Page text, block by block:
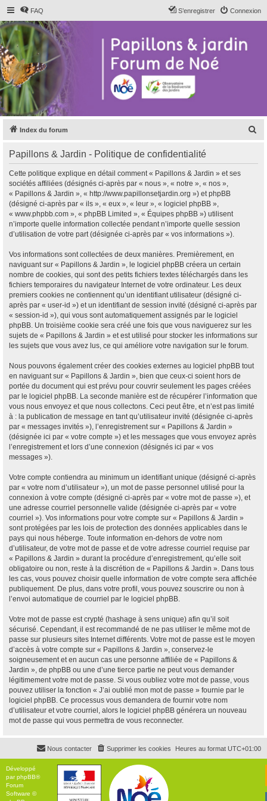
FAQ Connexion
S’enregistrer
Index du forum
Papillons & Jardin - Politique de confidentialité
Cette politique explique en détail comment « Papillons & Jardin » et ses
sociétés affiliées (désignés ci-après par « nous », « notre », « nos »,
« Papillons & Jardin », « http://www.papillonsetjardin.org ») et phpBB
(désigné ci-après par « ils », « eux », « leur », « logiciel phpBB »,
« www.phpbb.com », « phpBB Limited », « Équipes phpBB ») utilisent
n’importe quelle information collectée pendant n’importe quelle session
d’utilisation de votre part (désignée ci-après par « vos informations »).
Vos informations sont collectées de deux manières. Premièrement, en
naviguant sur « Papillons & Jardin », le logiciel phpBB créera un certain
nombre de cookies, qui sont des petits fichiers textes téléchargés dans les
fichiers temporaires du navigateur Internet de votre ordinateur. Les deux
premiers cookies ne contiennent qu’un identifiant utilisateur (désigné ci-
après par « user-id ») et un identifiant de session invité (désigné ci-après par
« session-id »), qui vous sont automatiquement assignés par le logiciel
phpBB. Un troisième cookie sera créé une fois que vous naviguerez sur les
sujets de « Papillons & Jardin » et est utilisé pour stocker les informations sur
les sujets que vous avez lus, ce qui améliore votre navigation sur le forum.
Nous pouvons également créer des cookies externes au logiciel phpBB tout
en naviguant sur « Papillons & Jardin », bien que ceux-ci soient hors de
portée du document qui est prévu pour couvrir seulement les pages créées
par le logiciel phpBB. La seconde manière est de récupérer l’information que
vous nous envoyez et que nous collectons. Ceci peut être, et n’est pas limité
à : la publication de message en tant qu’utilisateur invité (désignée ci-après
par « messages invités »), l’enregistrement sur « Papillons & Jardin »
(désignée ici par « votre compte ») et les messages que vous envoyez après
l’enregistrement et lors d’une connexion (désignés ici par « vos
messages »).
Votre compte contiendra au minimum un identifiant unique (désigné ci-après
par « votre nom d’utilisateur »), un mot de passe personnel utilisé pour la
connexion à votre compte (désigné ci-après par « votre mot de passe »), et
une adresse courriel personnelle valide (désignée ci-après par « votre
courriel »). Vos informations pour votre compte sur « Papillons & Jardin »
sont protégées par les lois de protection des données applicables dans le
pays qui nous héberge. Toute information en-dehors de votre nom
d’utilisateur, de votre mot de passe et de votre adresse courriel requise par
« Papillons & Jardin » durant la procédure d’enregistrement, qu’elle soit
obligatoire ou non, reste à la discrétion de « Papillons & Jardin ». Dans tous
les cas, vous pouvez choisir quelle information de votre compte sera affichée
publiquement. De plus, dans votre profil, vous pouvez souscrire ou non à
l’envoi automatique de courriel par le logiciel phpBB.
Votre mot de passe est crypté (hashage à sens unique) afin qu’il soit
sécurisé. Cependant, il est recommandé de ne pas utiliser le même mot de
passe sur plusieurs sites Internet différents. Votre mot de passe est le moyen
d’accès à votre compte sur « Papillons & Jardin », conservez-le
soigneusement et en aucun cas une personne affiliée de « Papillons &
Jardin », de phpBB ou une d’une tierce partie ne peut vous demander
légitimement votre mot de passe. Si vous oubliez votre mot de passe, vous
pouvez utiliser la fonction « J’ai oublié mon mot de passe » fournie par le
logiciel phpBB. Ce processus vous demandera de fournir votre nom
d’utilisateur et votre courriel, alors le logiciel phpBB générera un nouveau
mot de passe qui vous permettra de vous reconnecter.
Heures au format UTC+01:00
Supprimer les cookies
Nous contacter
Développé
parphpBB®
Forum
Software ©